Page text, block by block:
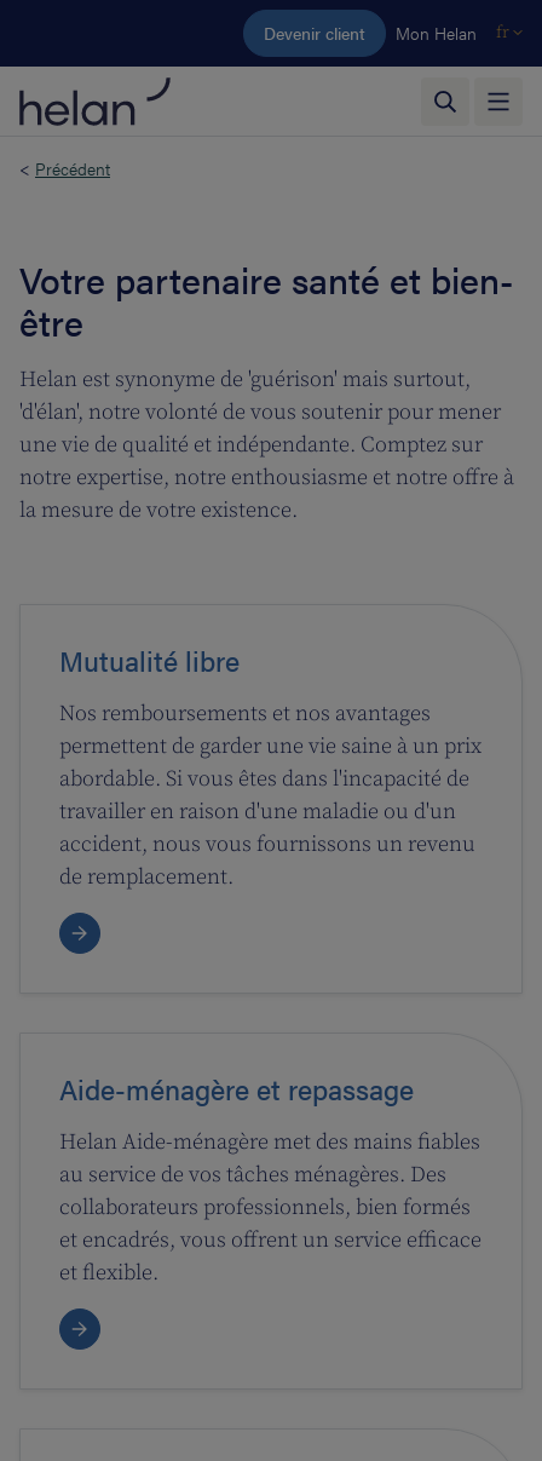
Aller au contenu principal
Devenir client Mon Helan fr
< Précédent
Votre partenaire santé et bien-
être
Helan est synonyme de 'guérison' mais surtout,
'd'élan', notre volonté de vous soutenir pour mener
une vie de qualité et indépendante. Comptez sur
notre expertise, notre enthousiasme et notre offre à
la mesure de votre existence.
Mutualité libre
Nos remboursements et nos avantages
permettent de garder une vie saine à un prix
abordable. Si vous êtes dans l'incapacité de
travailler en raison d'une maladie ou d'un
accident, nous vous fournissons un revenu
de remplacement.
Aide-ménagère et repassage
Helan Aide-ménagère met des mains fiables
au service de vos tâches ménagères. Des
collaborateurs professionnels, bien formés
et encadrés, vous offrent un service efficace
et flexible.